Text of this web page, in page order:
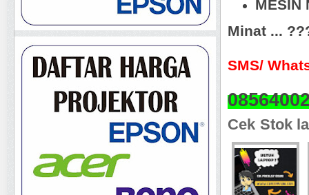
MESIN
Minat ...
SMS/
Cek Stok